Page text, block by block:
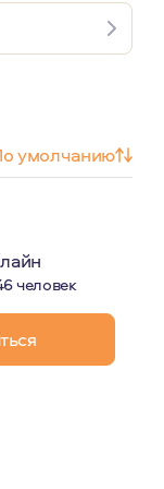
умолчанию
человек